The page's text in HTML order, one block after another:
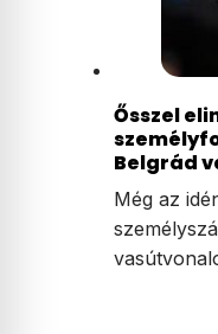
Ősszel
Belgrád
Még az